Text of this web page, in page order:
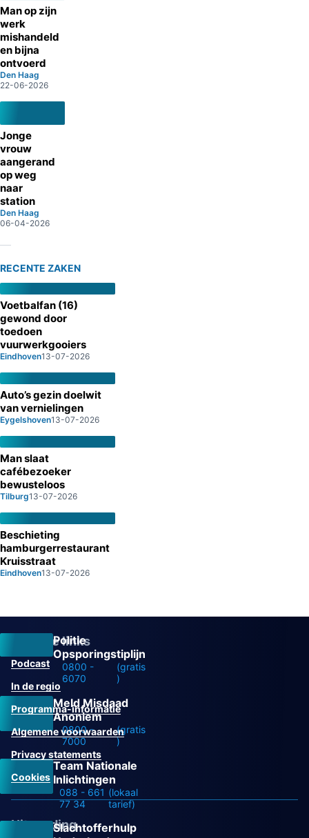
Man op zijn
werk
mishandeld
en bijna
ontvoerd
Den Haag
22-06-2026
Jonge
vrouw
aangerand
op weg
naar
station
Den Haag
06-04-2026
RECENTE ZAKEN
Voetbalfan (16)
gewond door
toedoen
vuurwerkgooiers
Eindhoven13-07-2026
Auto’s gezin doelwit
van vernielingen
Eygelshoven13-07-2026
Man slaat
cafébezoeker
bewusteloos
Tilburg13-07-2026
Beschieting
hamburgerrestaurant
Kruisstraat
Eindhoven13-07-2026
Politie
Opsporingstiplijn
0800 -
6070
(gratis
)
Meld Misdaad
Anoniem
0800 -
7000
(gratis
)
Team Nationale
Inlichtingen
088 - 661
77 34
(lokaal
tarief)
Slachtofferhulp
Overige links
Podcast
In de regio
Programma-informatie
Algemene voorwaarden
Privacy statements
Cookies
Uitzending